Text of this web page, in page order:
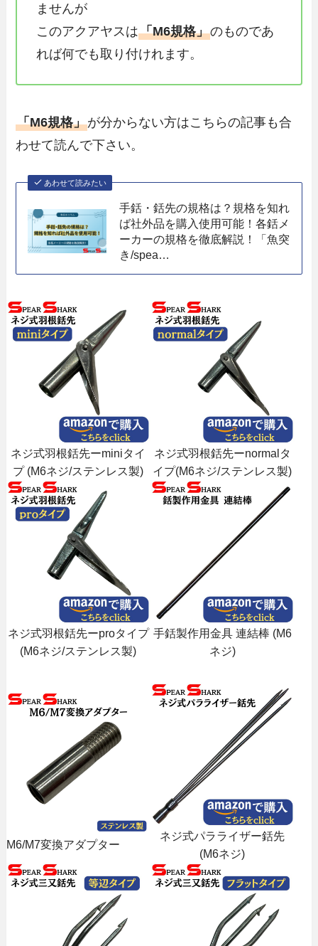
ませんが
このアクアヤスは「M6規格」のものであ
れば何でも取り付けれます。
「M6規格」が分からない方はこちらの記事も合
わせて読んで下さい。
あわせて読みたい
手銛・銛先の規格は？規格を知れ
ば社外品を購入使用可能！各銛メ
ーカーの規格を徹底解説！「魚突
き/spea…
ネジ式羽根銛先ーminiタイ
プ (M6ネジ/ステンレス製)
ネジ式羽根銛先ーnormalタ
イプ(M6ネジ/ステンレス製)
ネジ式羽根銛先ーproタイプ
(M6ネジ/ステンレス製)
手銛製作用金具 連結棒 (M6
ネジ)
M6/M7変換アダプター
ネジ式パラライザー銛先
(M6ネジ)